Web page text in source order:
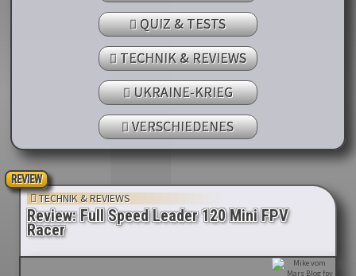
QUIZ & TESTS
TECHNIK & REVIEWS
UKRAINE-KRIEG
VERSCHIEDENES
REVIEW
TECHNIK & REVIEWS
Review: Full Speed Leader 120 Mini FPV
Racer